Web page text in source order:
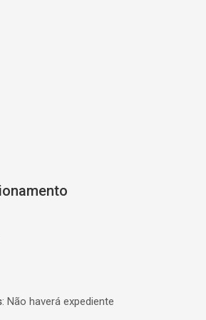
: Não haverá expediente